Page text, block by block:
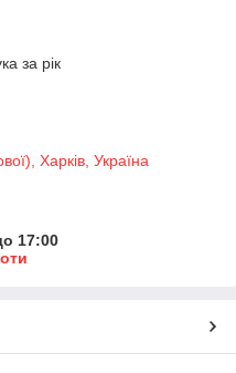
за рік
Харків, Україна
17:00